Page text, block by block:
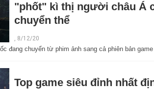
"phốt" kì thị người châu Á
chuyển thể
, 8/12/20
đang chuyển từ phim ảnh sang cả phiên bản
Top game siêu đỉnh nhất